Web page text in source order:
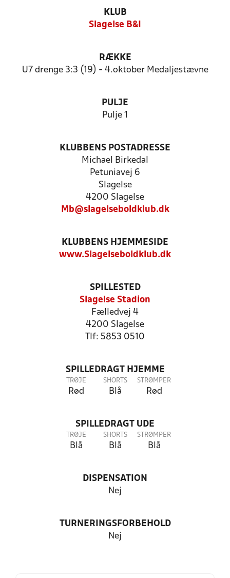
KLUB
Slagelse B&I
RÆKKE
U7 drenge 3:3 (19) - 4.oktober Medaljestævne
PULJE
Pulje 1
KLUBBENS POSTADRESSE
Michael Birkedal
Petuniavej 6
Slagelse
4200 Slagelse
Mb@slagelseboldklub.dk
KLUBBENS HJEMMESIDE
www.Slagelseboldklub.dk
SPILLESTED
Slagelse Stadion
Fælledvej 4
4200 Slagelse
Tlf: 5853 0510
SPILLEDRAGT HJEMME
TRØJE
Rød
SHORTS
Blå
STRØMPER
Rød
SPILLEDRAGT UDE
TRØJE
Blå
SHORTS
Blå
STRØMPER
Blå
DISPENSATION
Nej
TURNERINGSFORBEHOLD
Nej